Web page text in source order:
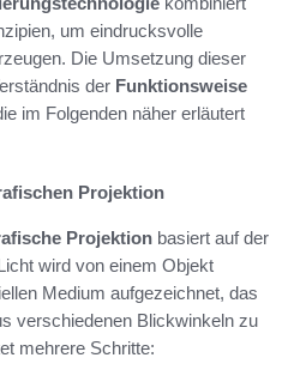
um eindrucksvolle
Die Umsetzung dieser
der Funktionsweise
im Folgenden näher erläutert
Projektion
Projektion basiert auf der
wird von einem Objekt
Medium aufgezeichnet, das
verschiedenen Blickwinkeln zu
mehrere Schritte: